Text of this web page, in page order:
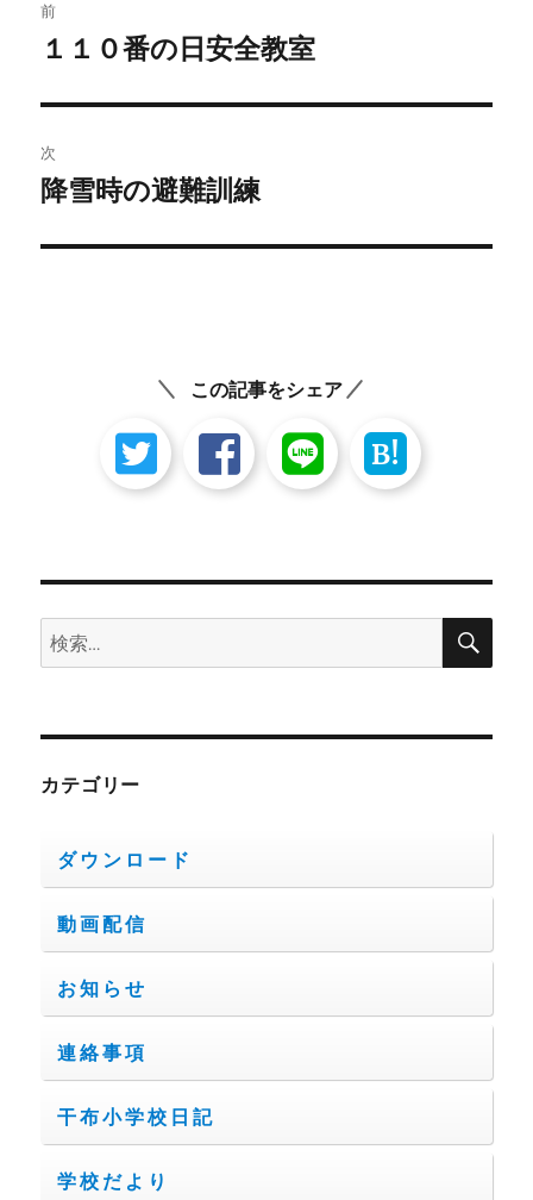
稿
ビ
ゲ
ー
前
前
投
稿:
１１０番の日安全教室
次
次
投
降雪時の避難訓練
この記事をシェア
B!
検
索:
検
カテゴリー
ダウンロード
動画配信
お知らせ
連絡事項
干布小学校日記
学校だより